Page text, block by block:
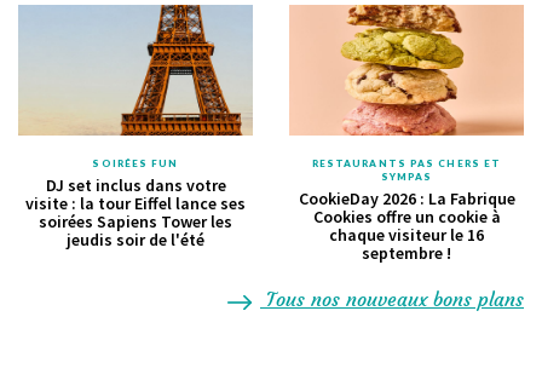
SOIRÉES FUN
DJ set inclus dans votre
visite : la tour Eiffel lance ses
soirées Sapiens Tower les
jeudis soir de l'été
RESTAURANTS PAS CHERS ET
SYMPAS
CookieDay 2026 : La Fabrique
Cookies offre un cookie à
chaque visiteur le 16
septembre !
Tous nos nouveaux bons plans